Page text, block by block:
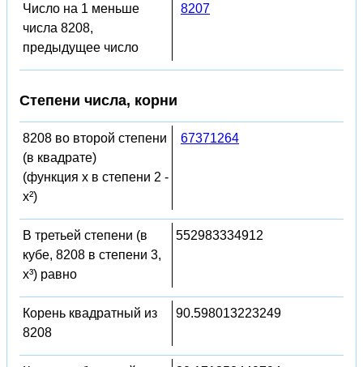
Число на 1 меньше
числа 8208,
предыдущее число
8207
Степени числа, корни
8208 во второй степени
(в квадрате)
(функция x в степени 2 -
x²)
67371264
В третьей степени (в
кубе, 8208 в степени 3,
x³) равно
552983334912
Корень квадратный из
8208
90.598013223249